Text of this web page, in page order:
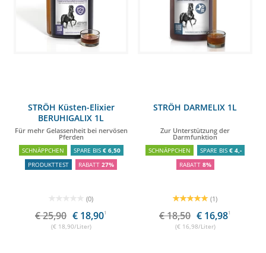
STRÖH Küsten-Elixier
BERUHIGALIX 1L
Für mehr Gelassenheit bei nervösen
Pferden
SCHNÄPPCHEN SPARE BIS € 6,50
PRODUKTTEST
RABATT 27%
(0)
€ 25,90 € 18,901
(€ 18,90/Liter)
STRÖH DARMELIX 1L
Zur Unterstützung der
Darmfunktion
SCHNÄPPCHEN SPARE BIS € 4,-
RABATT 8%
(1)
€ 18,50 € 16,981
(€ 16,98/Liter)